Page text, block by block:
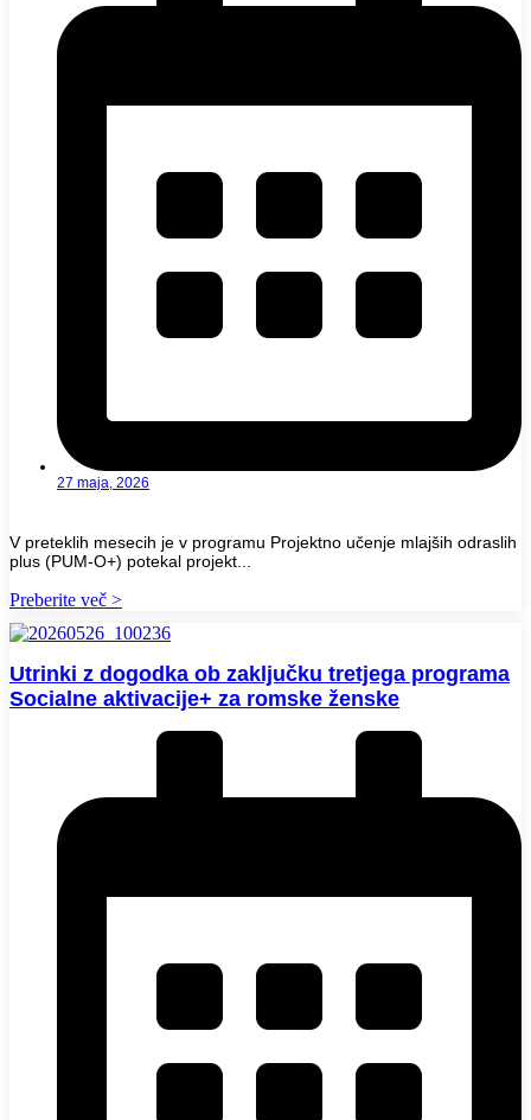
27 maja, 2026
V preteklih mesecih je v programu Projektno učenje mlajših odraslih
plus (PUM-O+) potekal projekt...
Preberite več >
Utrinki z dogodka ob zaključku tretjega programa
Socialne aktivacije+ za romske ženske